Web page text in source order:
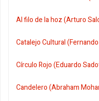
Al filo de la hoz (Arturo
Catalejo Cultural
Círculo Rojo (Eduardo
Candelero (Abraham